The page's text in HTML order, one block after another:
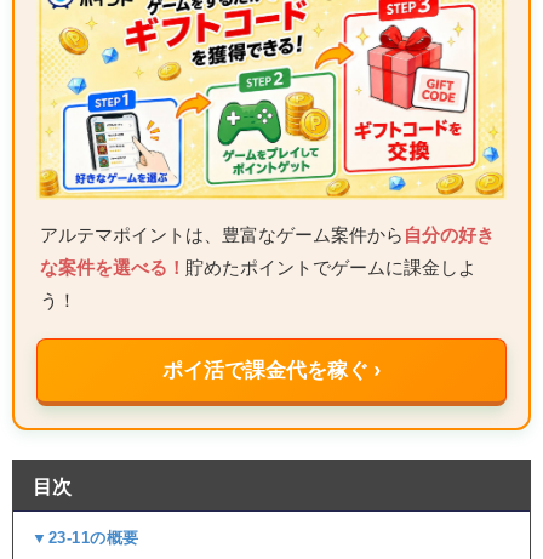
アルテマポイントは、豊富なゲーム案件から 自分の好き
な案件を選べる！ 貯めたポイントでゲームに課金しよ
う！
ポイ活で課金代を稼ぐ ›
目次
▼23-11の概要